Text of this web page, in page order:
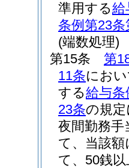
準用する給
条例第23条
(端数処理)
第15条
第
11条にお
する給与条
23条の規
夜間勤務
て、当該
て、50銭